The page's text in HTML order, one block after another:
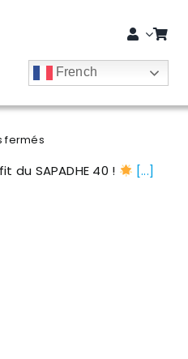
French
ferméssur
de
SAPADHE 40 ! [...]